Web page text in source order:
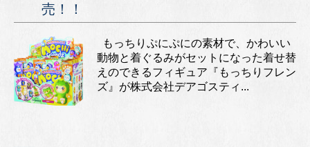
売！！
もっちりぷにぷにの素材で、かわいい
動物と着ぐるみがセットになった着せ替
えのできるフィギュア『もっちりフレン
ズ』が株式会社デアゴスティ...